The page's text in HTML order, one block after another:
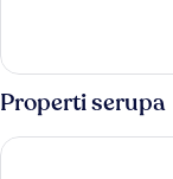
Supreme
Properti serupa
BLESS Madrid -